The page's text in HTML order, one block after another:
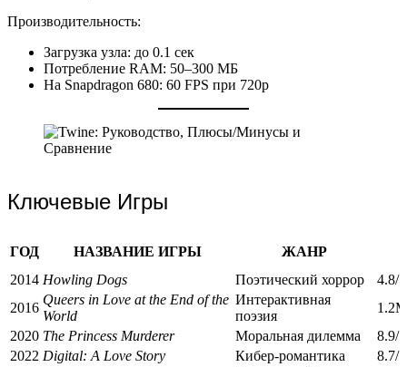
Производительность:
Загрузка узла: до 0.1 сек
Потребление RAM: 50–300 МБ
На Snapdragon 680: 60 FPS при 720p
Ключевые Игры
ГОД НАЗВАНИЕ ИГРЫ ЖАНР
2014 Howling Dogs Поэтический хоррор
4.8/
2016
Queers in Love at the End of the
World
Интерактивная
поэзия
2020 The Princess Murderer Моральная дилемма
8.9/
2022 Digital: A Love Story Кибер-романтика
8.7/